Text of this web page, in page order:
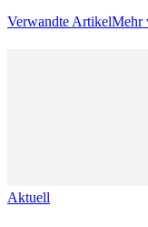
Verwandte ArtikelMehr
Aktuell